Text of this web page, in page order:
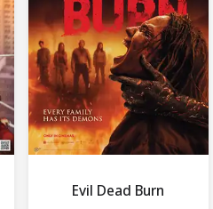
Evil Dead Burn